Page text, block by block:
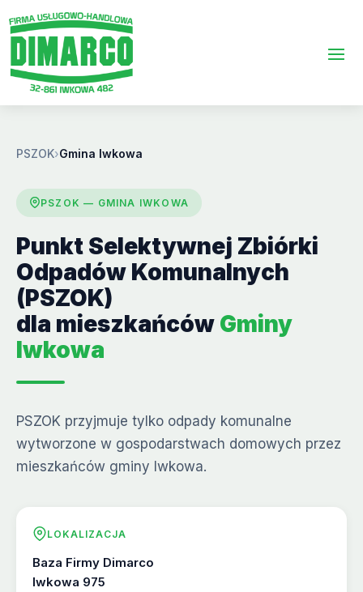
PSZOK›Gmina Iwkowa
PSZOK — GMINA IWKOWA
Punkt Selektywnej Zbiórki
Odpadów Komunalnych
(PSZOK)
dla mieszkańców Gminy
Iwkowa
PSZOK przyjmuje tylko odpady komunalne
wytworzone w gospodarstwach domowych przez
mieszkańców gminy Iwkowa.
LOKALIZACJA
Baza Firmy Dimarco
Iwkowa 975